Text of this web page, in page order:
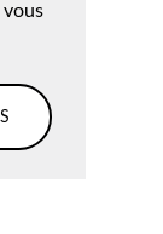
vous